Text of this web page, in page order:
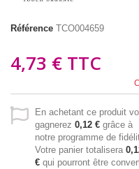
Référence TCO004659
4,73 € TTC
En achetant ce produit
gagnerez 0,12 € grâce à
notre programme de
Votre panier totalisera
€ qui pourront être